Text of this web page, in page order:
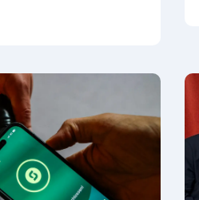
in Forschung